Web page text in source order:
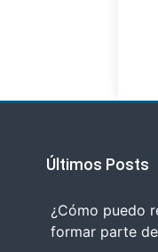
Últimos Posts
¿Cómo puedo
formar parte